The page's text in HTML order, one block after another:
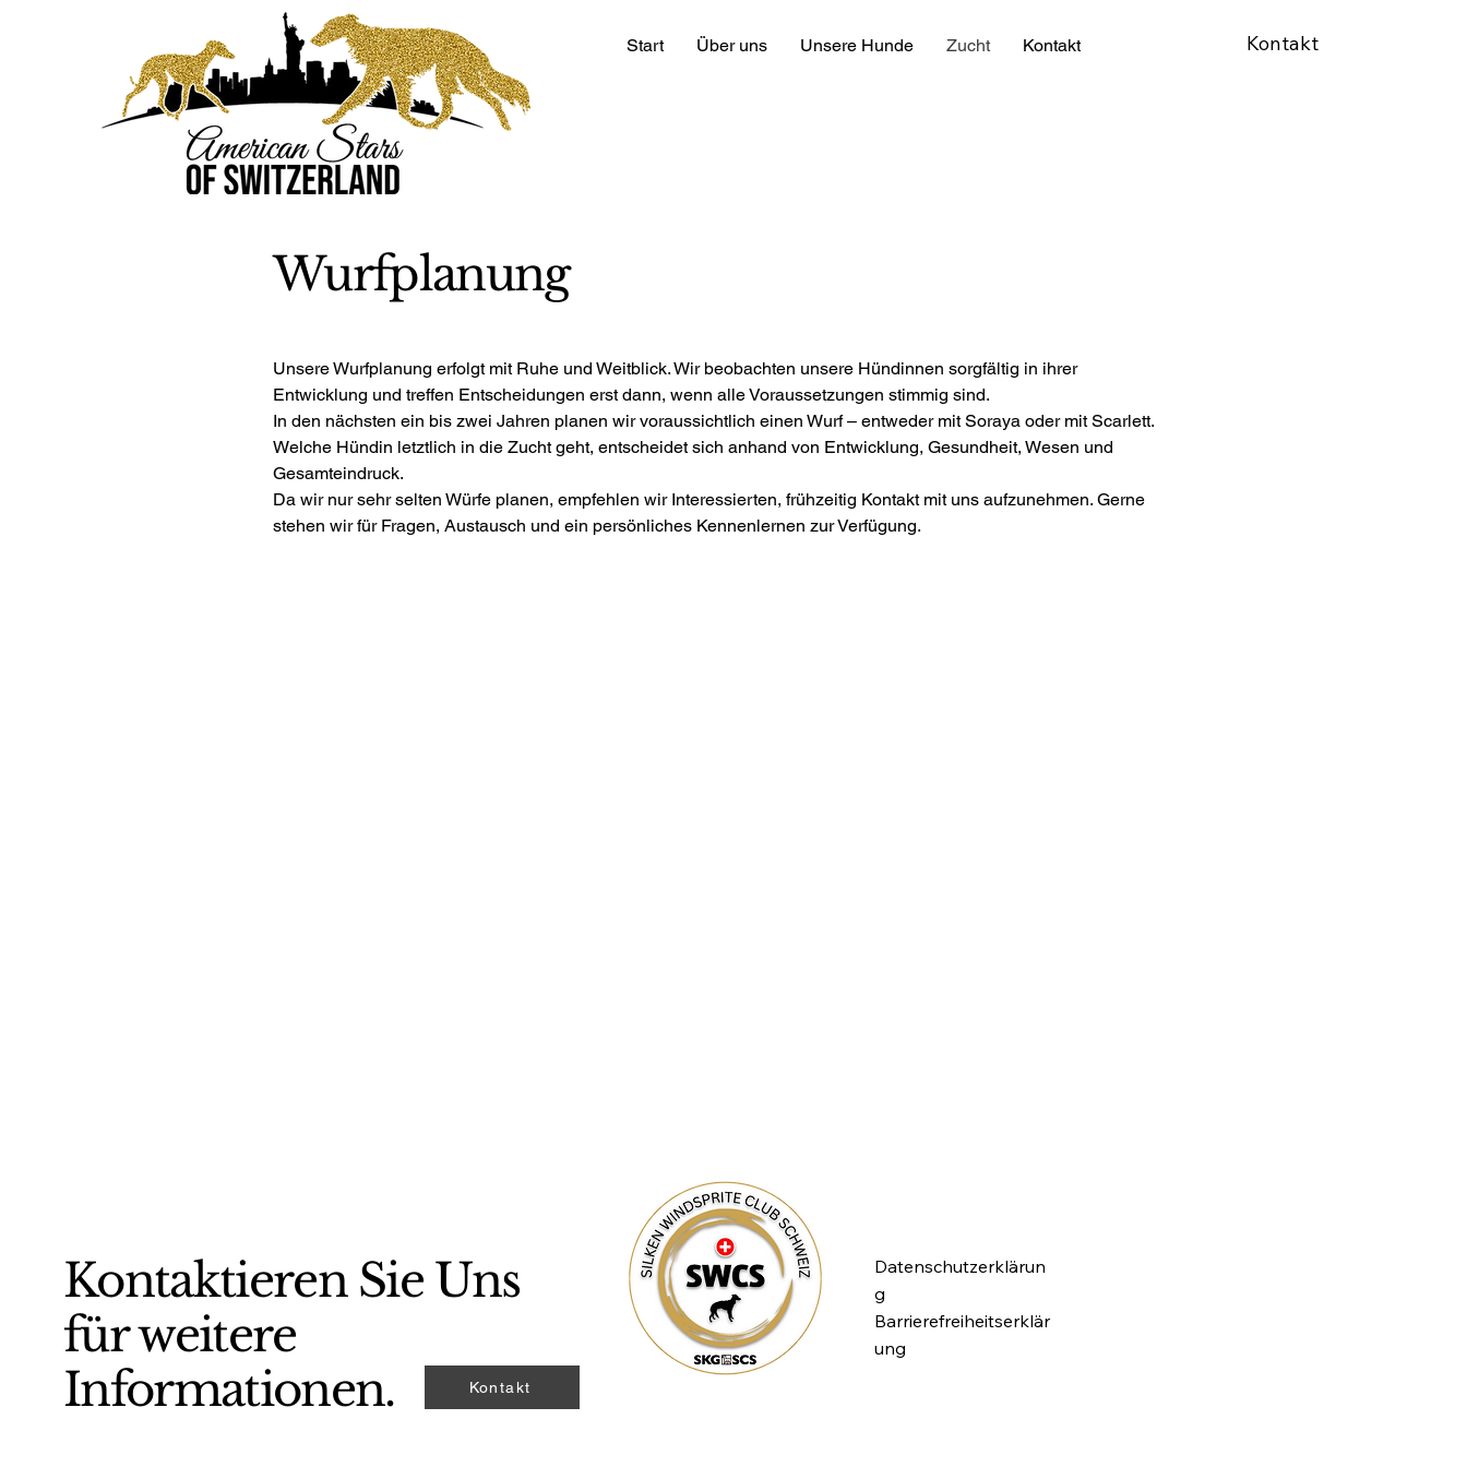
Start Über uns Unsere Hunde Zucht Kontakt Kontakt
Wurfplanung
Unsere Wurfplanung erfolgt mit Ruhe und Weitblick. Wir beobachten unsere Hündinnen sorgfältig in ihrer
Entwicklung und treffen Entscheidungen erst dann, wenn alle Voraussetzungen stimmig sind.
In den nächsten ein bis zwei Jahren planen wir voraussichtlich einen Wurf – entweder mit Soraya oder mit Scarlett.
Welche Hündin letztlich in die Zucht geht, entscheidet sich anhand von Entwicklung, Gesundheit, Wesen und
Gesamteindruck.
Da wir nur sehr selten Würfe planen, empfehlen wir Interessierten, frühzeitig Kontakt mit uns aufzunehmen. Gerne
stehen wir für Fragen, Austausch und ein persönliches Kennenlernen zur Verfügung.
Kontaktieren Sie Uns
für weitere
Informationen.
Kontakt
Datenschutzerklärun
g
Barrierefreiheitserklär
ung